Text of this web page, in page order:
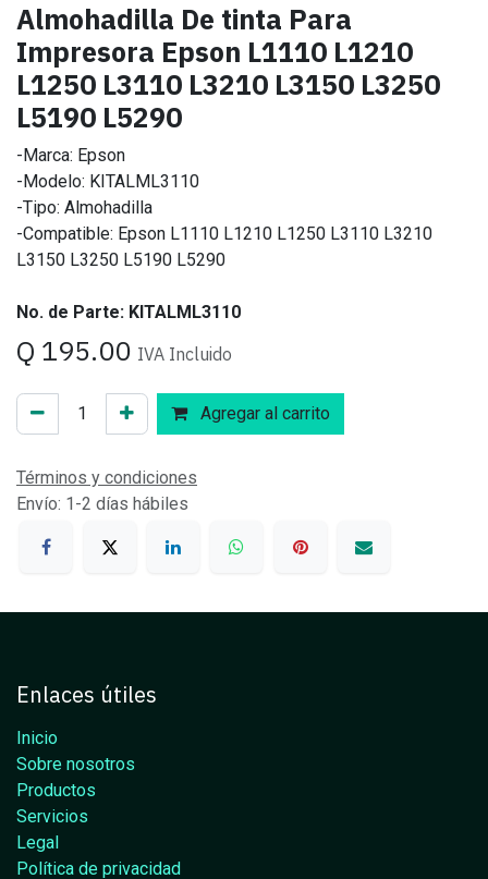
Almohadilla De tinta Para
Impresora Epson L1110 L1210
L1250 L3110 L3210 L3150 L3250
L5190 L5290
-Marca: Epson
-Modelo: KITALML3110
-Tipo: Almohadilla
-Compatible: Epson L1110 L1210 L1250 L3110 L3210
L3150 L3250 L5190 L5290
No. de Parte: KITALML3110
Q 195.00 IVA Incluido
Agregar al carrito
Términos y condiciones
Envío: 1-2 días hábiles
Enlaces útiles
Inicio
Sobre nosotros
Productos
Servicios
Legal
Política de privacidad